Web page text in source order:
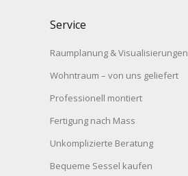
Service
Raumplanung & Visualisierungen
Wohntraum – von uns geliefert
Professionell montiert
Fertigung nach Mass
Unkomplizierte Beratung
Bequeme Sessel kaufen